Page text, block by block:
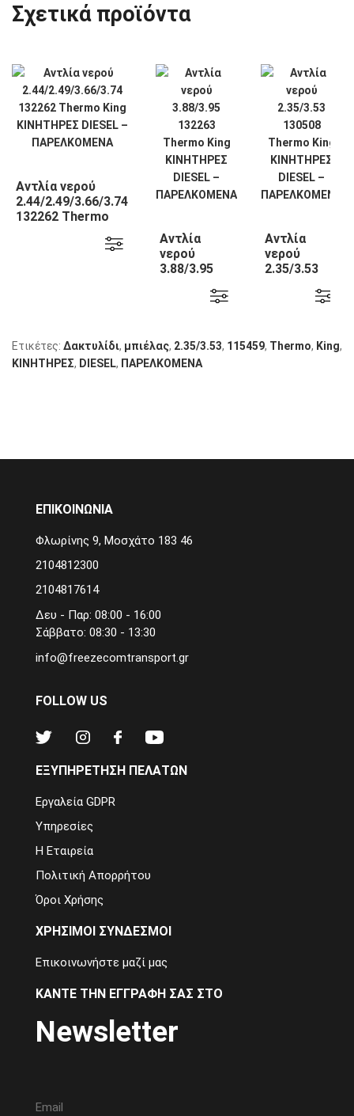
Σχετικά προϊόντα
Αντλία νερού
2.44/2.49/3.66/3.74
132262 Thermo
Αντλία
νερού
3.88/3.95
Αντλία
νερού
2.35/3.53
Ετικέτες: Δακτυλίδι, μπιέλας, 2.35/3.53, 115459, Thermo, King,
KΙΝΗΤΗΡΕΣ, DIESEL, ΠΑΡΕΛΚΟΜΕΝΑ
ΕΠΙΚΟΙΝΩΝΙΑ
Φλωρίνης 9, Μοσχάτο 183 46
2104812300
2104817614
Δευ - Παρ: 08:00 - 16:00
Σάββατο: 08:30 - 13:30
info@freezecomtransport.gr
FOLLOW US
ΕΞΥΠΗΡΈΤΗΣΗ ΠΕΛΑΤΏΝ
Εργαλεία GDPR
Υπηρεσίες
Η Εταιρεία
Πολιτική Απορρήτου
Όροι Χρήσης
ΧΡΉΣΙΜΟΙ ΣΎΝΔΕΣΜΟΙ
Επικοινωνήστε μαζί μας
ΚΆΝΤΕ ΤΗΝ ΕΓΓΡΑΦΉ ΣΑΣ ΣΤΟ
Newsletter